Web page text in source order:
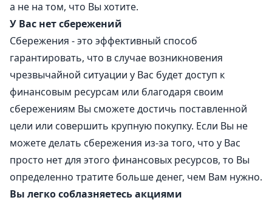
а не на том, что Вы хотите.
У Bac нет сбережений
Сбережения - это эффективный способ
гарантировать, что в случае возникновения
чрезвычайной ситуации у Вас будет доступ к
финансовым ресурсам или благодаря своим
сбережениям Вы сможете достичь поставленной
цели или совершить крупную покупку. Если Вы не
можете делать сбережения из-за того, что у Вас
просто нет для этого финансовых ресурсов, то Вы
определенно тратите больше денег, чем Вам нужно.
Вы легко соблазняетесь акциями